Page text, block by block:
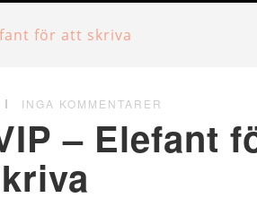
för att skriva
INGA KOMMENTARER
– Elefant